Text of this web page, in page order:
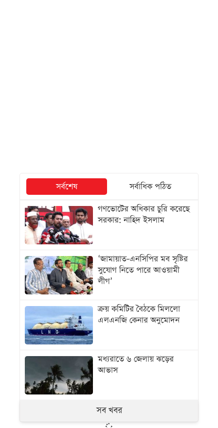
সর্বশেষ
সর্বাধিক পঠিত
গণভোটের অধিকার চুরি করেছে
সরকার: নাহিদ ইসলাম
‘জামায়াত-এনসিপির মব সৃষ্টির
সুযোগ নিতে পারে আওয়ামী
লীগ’
ক্রয় কমিটির বৈঠকে মিললো
এলএনজি কেনার অনুমোদন
মধ্যরাতে ৬ জেলায় ঝড়ের
আভাস
সব খবর